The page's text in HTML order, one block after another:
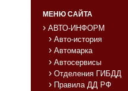
МЕНЮ САЙТА
АВТО-ИНФОРМ
Авто-история
Автомарка
Автосервисы
Отделения ГИБДД
Правила ДД РФ